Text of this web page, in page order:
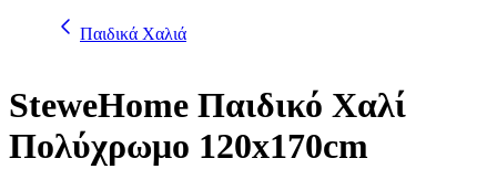
Παιδικά Χαλιά
SteweHome Παιδικό Χαλί
Πολύχρωμο 120x170cm